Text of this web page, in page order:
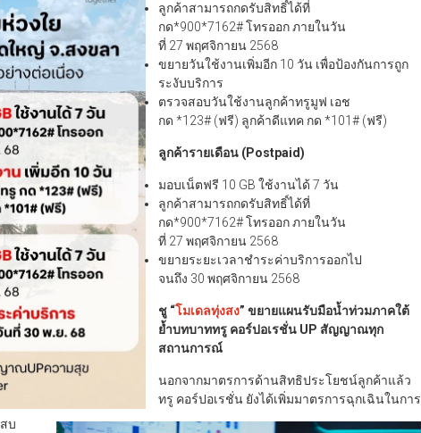
ลูกค้าสามารถกดรับสิทธิ์ได้ที่
กด*900*7162# โทรออก ภายในวัน
ที่ 27 พฤศจิกายน 2568
ขยายวันใช้งานเพิ่มอีก 10 วัน เพื่อป้องกันการถูก
ระงับบริการ
ตรวจสอบวันใช้งานลูกค้าทรูมูฟ เอช
กด *123# (ฟรี) ลูกค้าดีแทค กด *101# (ฟรี)
ลูกค้ารายเดือน (Postpaid)
มอบเน็ตฟรี 10 GB ใช้งานได้ 7 วัน
ลูกค้าสามารถกดรับสิทธิ์ได้ที่
กด*900*7162# โทรออก ภายในวัน
ที่ 27 พฤศจิกายน 2568
ขยายระยะเวลาชำระค่าบริการออกไป
จนถึง 30 พฤศจิกายน 2568
ชู “โมเดลทุ่งสง” ขยายแผนรับมือน้ำท่วมภาคใต้
ย้ำบทบาททรู คอร์ปอเรชั่น UP สัญญาณทุก
สถานการณ์
นอกจากมาตรการด้านสิทธิประโยชน์ลูกค้าแล้ว
ทรู คอร์ปอเรชั่น ยังได้เพิ่มมาตรการฉุกเฉินในการ
บ